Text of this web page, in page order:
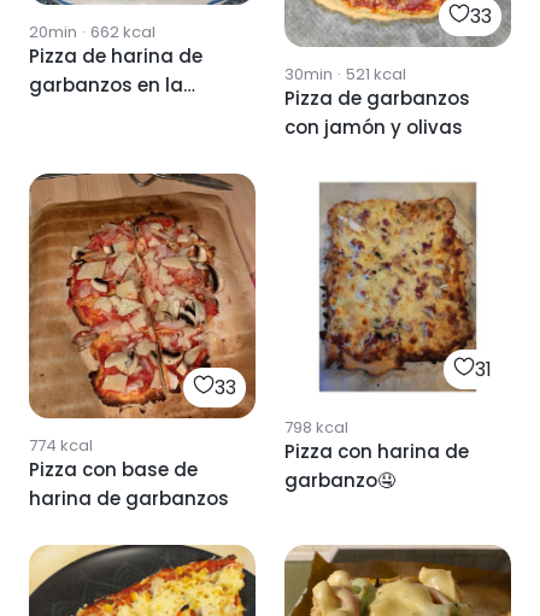
20min · 662kcal
Pizza de harina de
garbanzos en la
33
30min · 521 kcal
Pizza de garbanzos
con jamón y olivas
33
774 kcal
Pizza con base de
harina de garbanzos
31
798 kcal
Pizza con harina de
garbanzo🤤